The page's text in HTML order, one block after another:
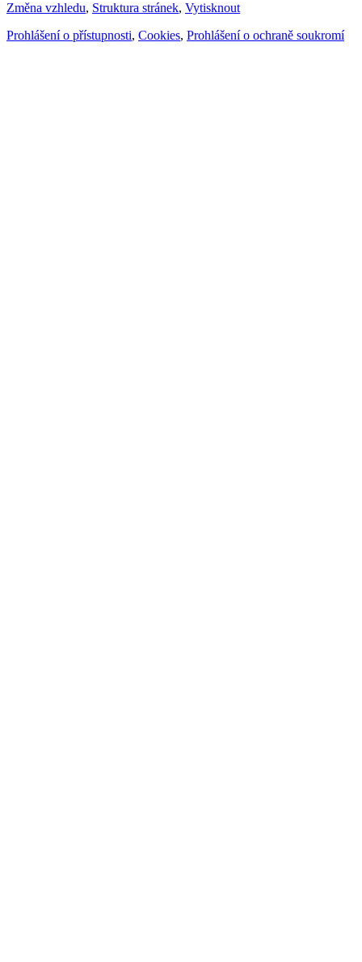
Změna vzhledu, Struktura stránek, Vytisknout
Prohlášení o přístupnosti, Cookies, Prohlášení o ochraně soukromí